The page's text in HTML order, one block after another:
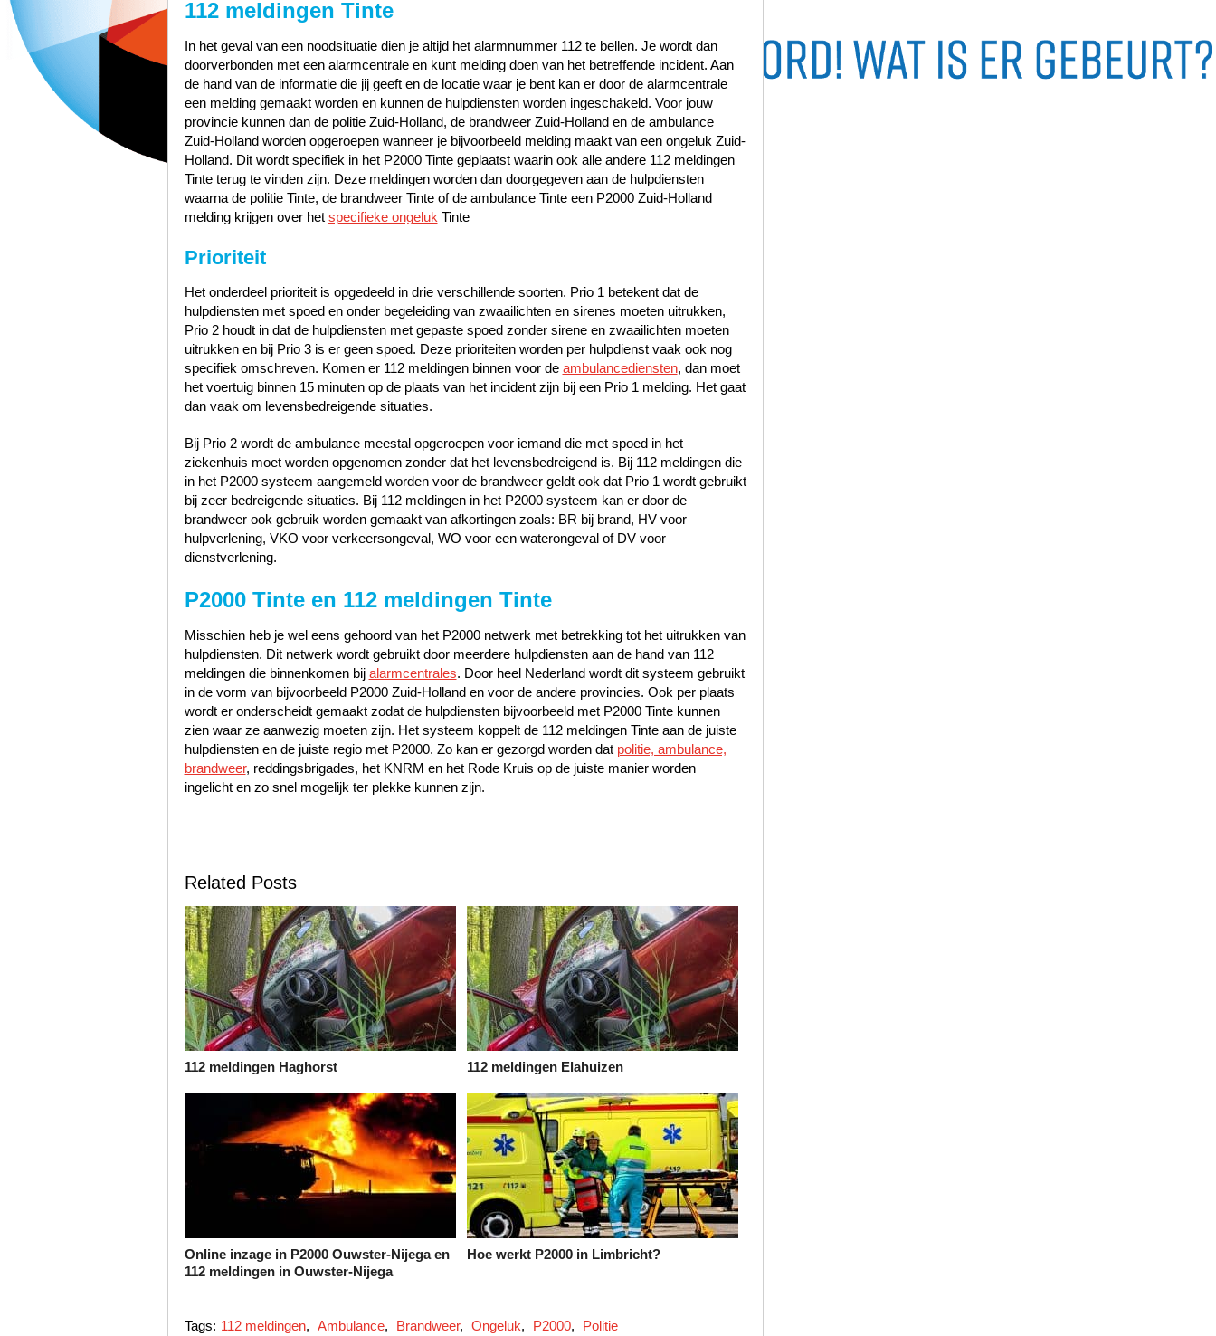
112 meldingen Tinte
In het geval van een noodsituatie dien je altijd het alarmnummer 112 te bellen. Je wordt dan
doorverbonden met een alarmcentrale en kunt melding doen van het betreffende incident. Aan
de hand van de informatie die jij geeft en de locatie waar je bent kan er door de alarmcentrale
een melding gemaakt worden en kunnen de hulpdiensten worden ingeschakeld. Voor jouw
provincie kunnen dan de politie Zuid-Holland, de brandweer Zuid-Holland en de ambulance
Zuid-Holland worden opgeroepen wanneer je bijvoorbeeld melding maakt van een ongeluk Zuid-
Holland. Dit wordt specifiek in het P2000 Tinte geplaatst waarin ook alle andere 112 meldingen
Tinte terug te vinden zijn. Deze meldingen worden dan doorgegeven aan de hulpdiensten
waarna de politie Tinte, de brandweer Tinte of de ambulance Tinte een P2000 Zuid-Holland
melding krijgen over het specifieke ongeluk Tinte
Prioriteit
Het onderdeel prioriteit is opgedeeld in drie verschillende soorten. Prio 1 betekent dat de
hulpdiensten met spoed en onder begeleiding van zwaailichten en sirenes moeten uitrukken,
Prio 2 houdt in dat de hulpdiensten met gepaste spoed zonder sirene en zwaailichten moeten
uitrukken en bij Prio 3 is er geen spoed. Deze prioriteiten worden per hulpdienst vaak ook nog
specifiek omschreven. Komen er 112 meldingen binnen voor de ambulancediensten, dan moet
het voertuig binnen 15 minuten op de plaats van het incident zijn bij een Prio 1 melding. Het gaat
dan vaak om levensbedreigende situaties.
Bij Prio 2 wordt de ambulance meestal opgeroepen voor iemand die met spoed in het
ziekenhuis moet worden opgenomen zonder dat het levensbedreigend is. Bij 112 meldingen die
in het P2000 systeem aangemeld worden voor de brandweer geldt ook dat Prio 1 wordt gebruikt
bij zeer bedreigende situaties. Bij 112 meldingen in het P2000 systeem kan er door de
brandweer ook gebruik worden gemaakt van afkortingen zoals: BR bij brand, HV voor
hulpverlening, VKO voor verkeersongeval, WO voor een waterongeval of DV voor
dienstverlening.
P2000 Tinte en 112 meldingen Tinte
Misschien heb je wel eens gehoord van het P2000 netwerk met betrekking tot het uitrukken van
hulpdiensten. Dit netwerk wordt gebruikt door meerdere hulpdiensten aan de hand van 112
meldingen die binnenkomen bij alarmcentrales. Door heel Nederland wordt dit systeem gebruikt
in de vorm van bijvoorbeeld P2000 Zuid-Holland en voor de andere provincies. Ook per plaats
wordt er onderscheidt gemaakt zodat de hulpdiensten bijvoorbeeld met P2000 Tinte kunnen
zien waar ze aanwezig moeten zijn. Het systeem koppelt de 112 meldingen Tinte aan de juiste
hulpdiensten en de juiste regio met P2000. Zo kan er gezorgd worden dat politie, ambulance,
brandweer, reddingsbrigades, het KNRM en het Rode Kruis op de juiste manier worden
ingelicht en zo snel mogelijk ter plekke kunnen zijn.
Related Posts
112 meldingen Haghorst 112 meldingen Elahuizen
Online inzage in P2000 Ouwster-Nijega en
112 meldingen in Ouwster-Nijega
Hoe werkt P2000 in Limbricht?
Tags: 112 meldingen, Ambulance, Brandweer, Ongeluk, P2000, Politie